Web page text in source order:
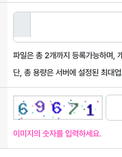
파일은 총 2개까지 등록가능하며,
단, 총 용량은 서버에 설정된 최대
이미지의 숫자를 입력하세요.